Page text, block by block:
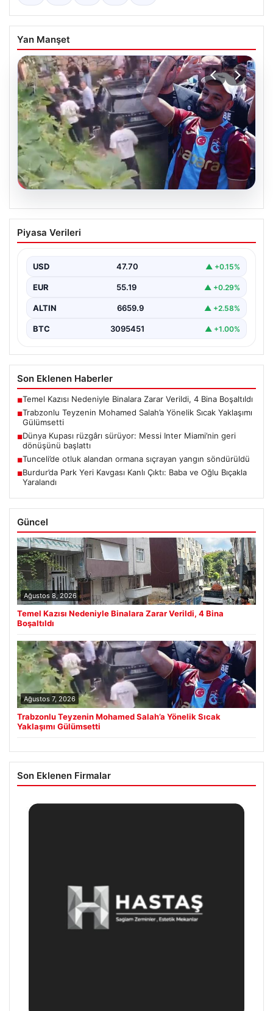
Yan Manşet
07.08.2026
Trabzonlu Teyzenin Mohamed Salah’a
Yönelik Sıcak Yaklaşımı Gülümsetti
Salah, bir reklam filmi çekimi için Trabzon’un Araklı…
Piyasa Verileri
USD 47.70 ▲ +0.15%
EUR 55.19 ▲ +0.29%
ALTIN 6659.9 ▲ +2.58%
BTC 3095451 ▲ +1.00%
Son Eklenen Haberler
■Temel Kazısı Nedeniyle Binalara Zarar Verildi, 4 Bina Boşaltıldı
■Trabzonlu Teyzenin Mohamed Salah’a Yönelik Sıcak Yaklaşımı
Gülümsetti
■Dünya Kupası rüzgârı sürüyor: Messi Inter Miami’nin geri
dönüşünü başlattı
■Tunceli’de otluk alandan ormana sıçrayan yangın söndürüldü
■Burdur’da Park Yeri Kavgası Kanlı Çıktı: Baba ve Oğlu Bıçakla
Yaralandı
Güncel
Ağustos 8, 2026
Temel Kazısı Nedeniyle Binalara Zarar Verildi, 4 Bina
Boşaltıldı
Ağustos 7, 2026
Trabzonlu Teyzenin Mohamed Salah’a Yönelik Sıcak
Yaklaşımı Gülümsetti
Son Eklenen Firmalar